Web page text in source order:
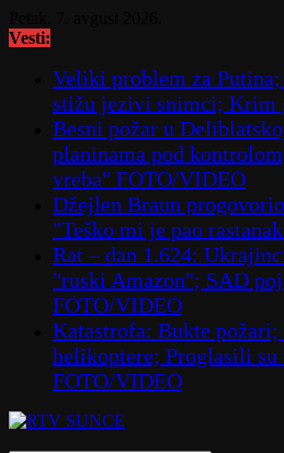
to
Vesti:
Veliki problem za
stižu jezivi snimci; Krim
Besni požar u
planinama pod
vreba" FOTO/VIDEO
Džejlen Braun
"Teško mi je pao
Rat – dan 1.624:
"ruski Amazon"; SAD
FOTO/VIDEO
Katastrofa: Bukte
helikoptere; Proglasili su
FOTO/VIDEO